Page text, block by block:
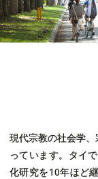
Korean: 연구내용
Thai: ขอบข่ายการ
学術論文
学位論文要旨
修士・学士論文
現代宗教の社会学
っています。タイ
化研究を10年ほど